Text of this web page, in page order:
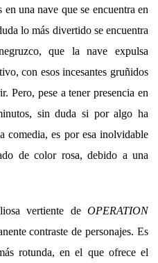
una nave que se encuentra en
lo más divertido se encuentra
que la nave expulsa
con esos incesantes gruñidos
Pero, pese a tener presencia en
sin duda si por algo ha
comedia, es por esa inolvidable
de color rosa, debido a una
vertiente de OPERATION
contraste de personajes. Es
rotunda, en el que ofrece el